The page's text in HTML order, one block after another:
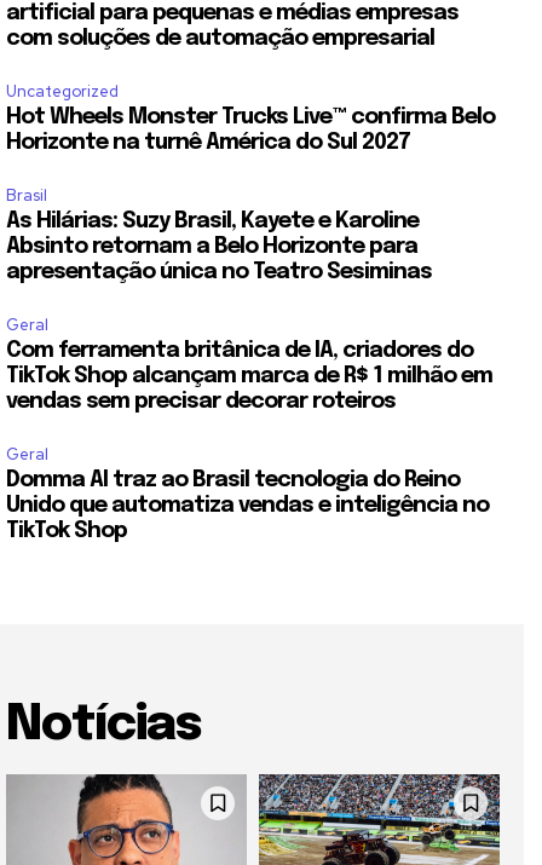
artificial para pequenas e médias empresas
com soluções de automação empresarial
Uncategorized
Hot Wheels Monster Trucks Live™ confirma Belo
Horizonte na turnê América do Sul 2027
Brasil
As Hilárias: Suzy Brasil, Kayete e Karoline
Absinto retornam a Belo Horizonte para
apresentação única no Teatro Sesiminas
Geral
Com ferramenta britânica de IA, criadores do
TikTok Shop alcançam marca de R$ 1 milhão em
vendas sem precisar decorar roteiros
Geral
Domma AI traz ao Brasil tecnologia do Reino
Unido que automatiza vendas e inteligência no
TikTok Shop
Notícias